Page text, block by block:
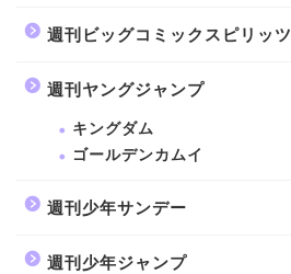
週刊ビッグコミックスピリッツ
週刊ヤングジャンプ
キングダム
ゴールデンカムイ
週刊少年サンデー
週刊少年ジャンプ